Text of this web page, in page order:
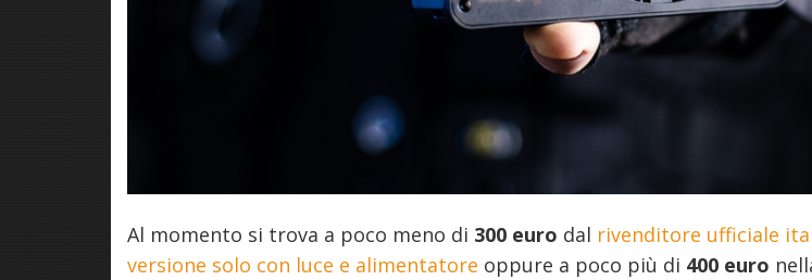
Al momento si trova a poco meno di 300 euro dal rivenditore ufficiale
versione solo con luce e alimentatore oppure a poco più di 400 euro